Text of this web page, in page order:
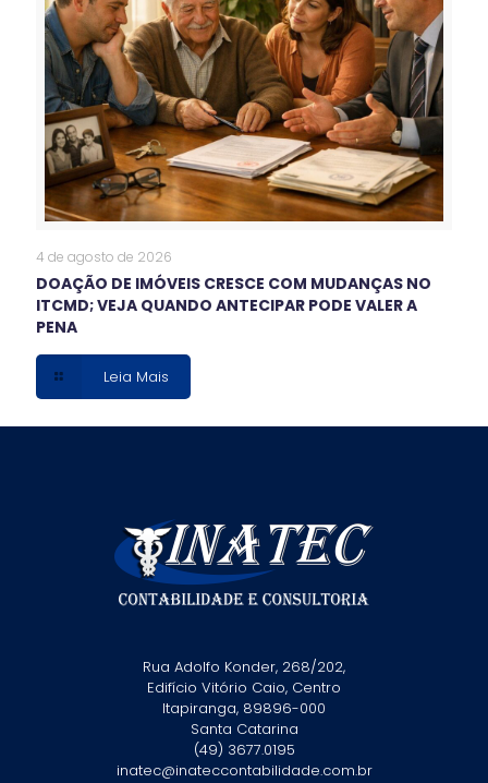
4 de agosto de 2026
DOAÇÃO DE IMÓVEIS CRESCE COM MUDANÇAS NO
ITCMD; VEJA QUANDO ANTECIPAR PODE VALER A
PENA
Leia Mais
Rua Adolfo Konder, 268/202,
Edifício Vitório Caio, Centro
Itapiranga, 89896-000
Santa Catarina
(49) 3677.0195
inatec@inateccontabilidade.com.br